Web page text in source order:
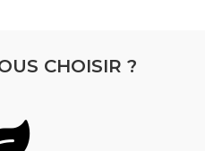
CHOISIR ?